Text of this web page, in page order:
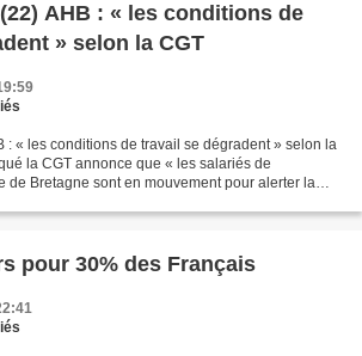
AHB : « les conditions de
» selon la CGT
: « les conditions de travail se dégradent » selon la
la CGT annonce que « les salariés de
de Bretagne sont en mouvement pour alerter la
pour 30% des Français